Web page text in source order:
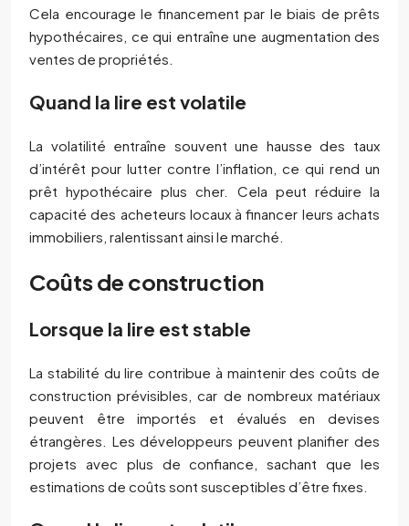
Cela encourage le financement par le biais de prêts
hypothécaires, ce qui entraîne une augmentation des
ventes de propriétés.
Quand la lire est volatile
La volatilité entraîne souvent une hausse des taux
d’intérêt pour lutter contre l’inflation, ce qui rend un
prêt hypothécaire plus cher. Cela peut réduire la
capacité des acheteurs locaux à financer leurs achats
immobiliers, ralentissant ainsi le marché.
Coûts de construction
Lorsque la lire est stable
La stabilité du lire contribue à maintenir des coûts de
construction prévisibles, car de nombreux matériaux
peuvent être importés et évalués en devises
étrangères. Les développeurs peuvent planifier des
projets avec plus de confiance, sachant que les
estimations de coûts sont susceptibles d’être fixes.